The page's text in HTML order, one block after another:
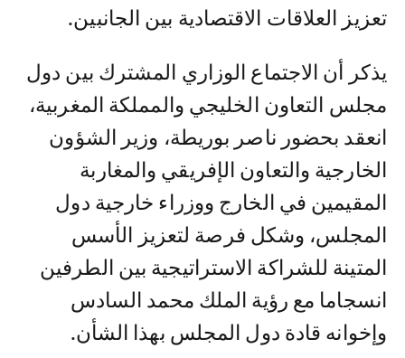
تعزيز العلاقات الاقتصادية بين الجانبين.
يذكر أن الاجتماع الوزاري المشترك بين دول
مجلس التعاون الخليجي والمملكة المغربية،
انعقد بحضور ناصر بوريطة، وزير الشؤون
الخارجية والتعاون الإفريقي والمغاربة
المقيمين في الخارج ووزراء خارجية دول
المجلس، وشكل فرصة لتعزيز الأسس
المتينة للشراكة الاستراتيجية بين الطرفين
انسجاما مع رؤية الملك محمد السادس
وإخوانه قادة دول المجلس بهذا الشأن.